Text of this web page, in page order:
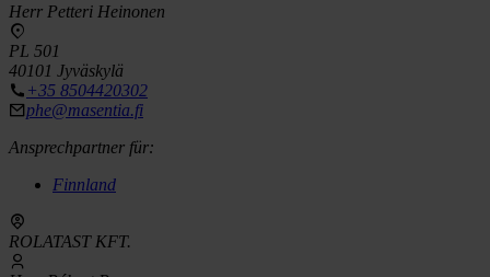
Herr Petteri Heinonen
PL 501
40101 Jyväskylä
+35 8504420302
phe@masentia.fi
Ansprechpartner für:
Finnland
ROLATAST KFT.